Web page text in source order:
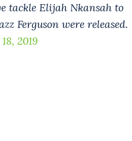
tackle Elijah Nkansah to
Ferguson were released.
2019